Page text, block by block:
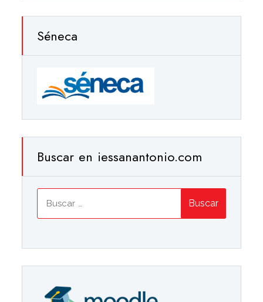
Séneca
Buscar en iessanantonio.com